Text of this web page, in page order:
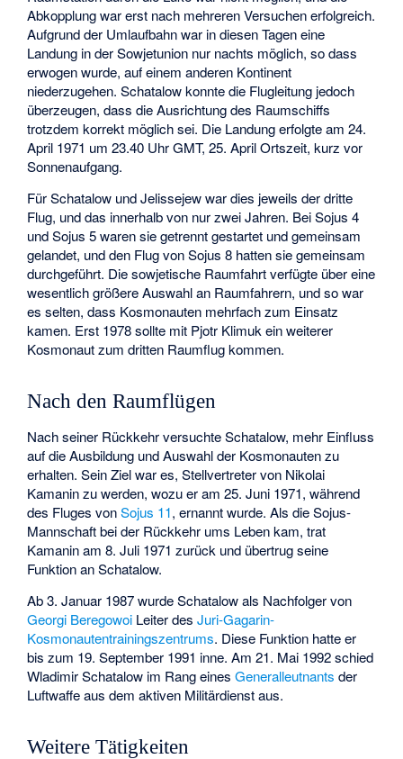
Abkopplung war erst nach mehreren Versuchen erfolgreich.
Aufgrund der Umlaufbahn war in diesen Tagen eine
Landung in der Sowjetunion nur nachts möglich, so dass
erwogen wurde, auf einem anderen Kontinent
niederzugehen. Schatalow konnte die Flugleitung jedoch
überzeugen, dass die Ausrichtung des Raumschiffs
trotzdem korrekt möglich sei. Die Landung erfolgte am 24.
April 1971 um 23.40 Uhr GMT, 25. April Ortszeit, kurz vor
Sonnenaufgang.
Für Schatalow und Jelissejew war dies jeweils der dritte
Flug, und das innerhalb von nur zwei Jahren. Bei Sojus 4
und Sojus 5 waren sie getrennt gestartet und gemeinsam
gelandet, und den Flug von Sojus 8 hatten sie gemeinsam
durchgeführt. Die sowjetische Raumfahrt verfügte über eine
wesentlich größere Auswahl an Raumfahrern, und so war
es selten, dass Kosmonauten mehrfach zum Einsatz
kamen. Erst 1978 sollte mit Pjotr Klimuk ein weiterer
Kosmonaut zum dritten Raumflug kommen.
Nach den Raumflügen
Nach seiner Rückkehr versuchte Schatalow, mehr Einfluss
auf die Ausbildung und Auswahl der Kosmonauten zu
erhalten. Sein Ziel war es, Stellvertreter von Nikolai
Kamaninzu werden, wozu er am 25. Juni 1971, während
des Fluges vonSojus 11, ernannt wurde. Als die Sojus-
Mannschaft bei der Rückkehr ums Leben kam, trat
Kamanin am 8. Juli 1971 zurück und übertrug seine
Funktion an Schatalow.
Ab 3. Januar 1987 wurde Schatalow als Nachfolger von
Georgi Beregowoi Leiter desJuri-Gagarin-
Kosmonautentrainingszentrums. Diese Funktion hatte er
bis zum 19. September 1991 inne. Am 21. Mai 1992 schied
Wladimir Schatalow im Rang einesGeneralleutnants der
Luftwaffe aus dem aktiven Militärdienst aus.
Weitere Tätigkeiten